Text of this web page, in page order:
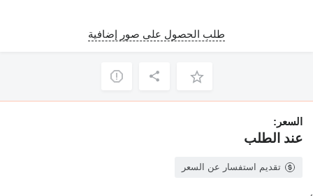
طلب الحصول على صور إضافية
السعر:
عند الطلب
تقديم استفسار عن السعر